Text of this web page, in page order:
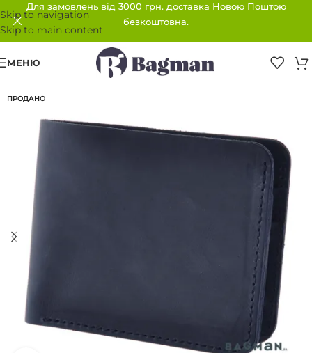
Skip to navigation
Skip to main content
Для замовлень від 3000 грн. доставка Новою Поштою
безкоштовна.
МЕНЮ
ПРОДАНО